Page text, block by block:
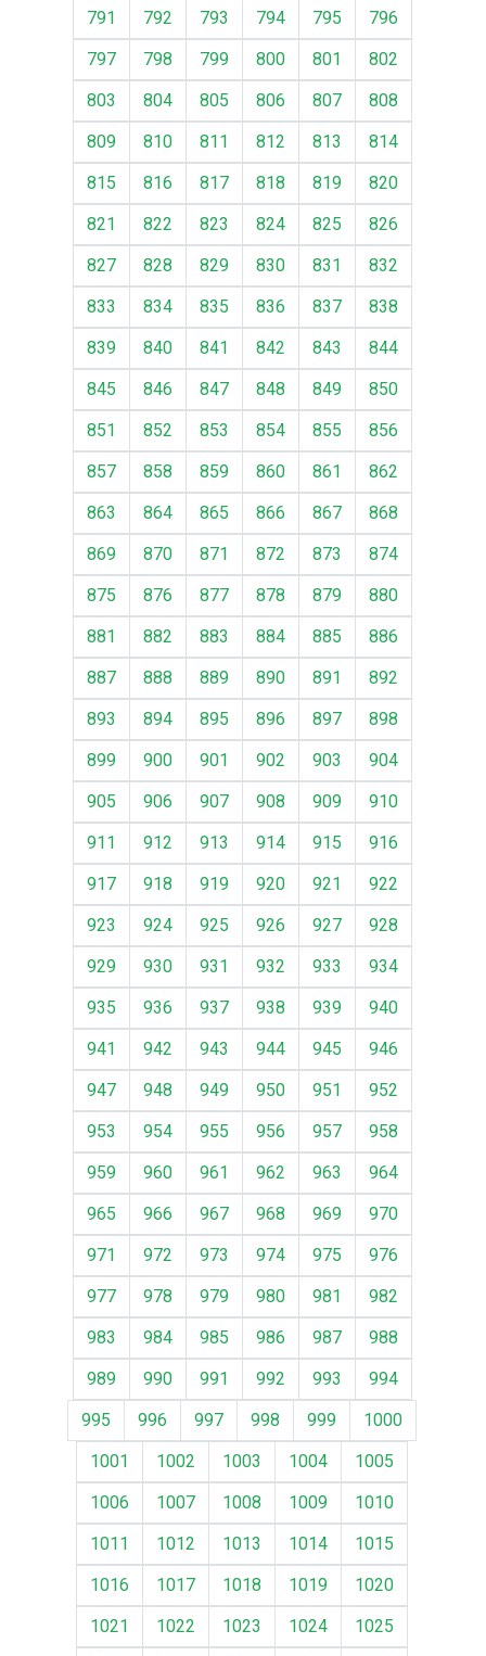
791 792 793 794 795
796
797
798 799 800 801
802
803
804 805 806 807
808
809
810 811 812 813
814
815
816 817 818 819
820
821
822 823 824 825
826
827
828 829 830 831
832
833
834 835 836 837
838
839
840 841 842 843
844
845
846 847 848 849
850
851
852 853 854 855
856
857
858 859 860 861
862
863
864 865 866 867
868
869
870 871 872 873
874
875
876 877 878 879
880
881
882 883 884 885
886
887
888 889 890 891
892
893
894 895 896 897
898
899
900 901 902 903
904
905
906 907 908 909
910
911
912 913 914 915
916
917
918 919 920 921
922
923
924 925 926 927
928
929
930 931 932 933
934
935
936 937 938 939
940
941
942 943 944 945
946
947
948 949 950 951
952
953
954 955 956 957
958
959
960 961 962 963
964
965
966 967 968 969
970
971
972 973 974 975
976
977
978 979 980 981
982
983
984 985 986 987
988
989
990 991 992 993
994
995
996 997 998 999
1000
1001
1002 1003 1004
1005
1006
1007 1008 1009
1010
1011
1012 1013 1014
1015
1016
1017 1018 1019
1020
1021
1022 1023 1024
1025